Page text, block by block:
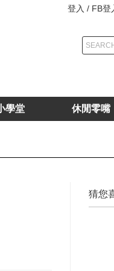
登入 / FB登
學堂 休閒零嘴
猜您